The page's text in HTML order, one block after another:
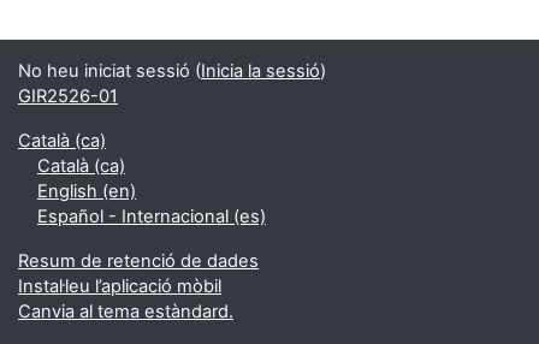
No heu iniciat sessió (Inicia la sessió)
GIR2526-01
Català ‎(ca)‎
Català ‎(ca)‎
English ‎(en)‎
Español - Internacional ‎(es)‎
Resum de retenció de dades
Instal·leu l’aplicació mòbil
Canvia al tema estàndard.